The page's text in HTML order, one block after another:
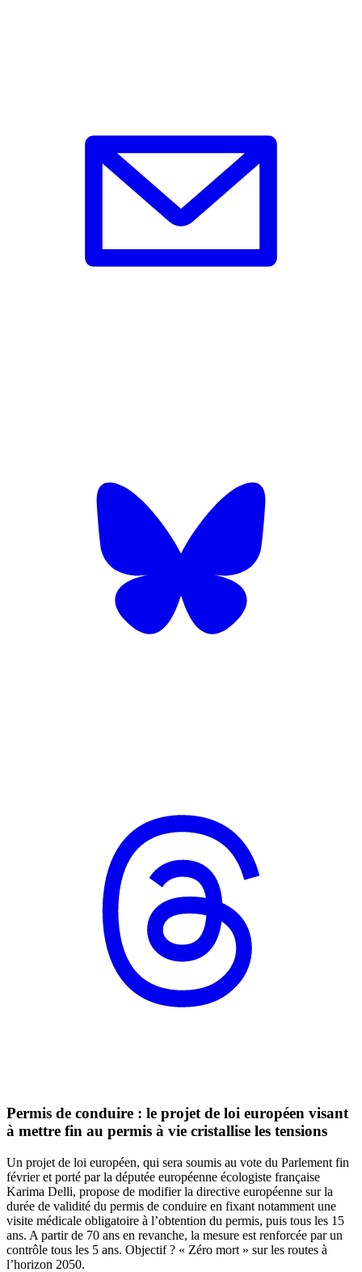
Permis de conduire : le projet de loi européen visant
à mettre fin au permis à vie cristallise les tensions
Un projet de loi européen, qui sera soumis au vote du Parlement fin
février et porté par la députée européenne écologiste française
Karima Delli, propose de modifier la directive européenne sur la
durée de validité du permis de conduire en fixant notamment une
visite médicale obligatoire à l’obtention du permis, puis tous les 15
ans. A partir de 70 ans en revanche, la mesure est renforcée par un
contrôle tous les 5 ans. Objectif ? « Zéro mort » sur les routes à
l’horizon 2050.